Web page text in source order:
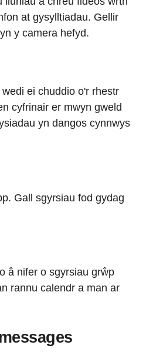
at gysylltiadau. Gellir
y camera hefyd.
ei chuddio o'r rhestr
cyfrinair er mwyn gweld
yn dangos cynnwys
Gall sgyrsiau fod gydag
â nifer o sgyrsiau grŵp
rannu calendr a man ar